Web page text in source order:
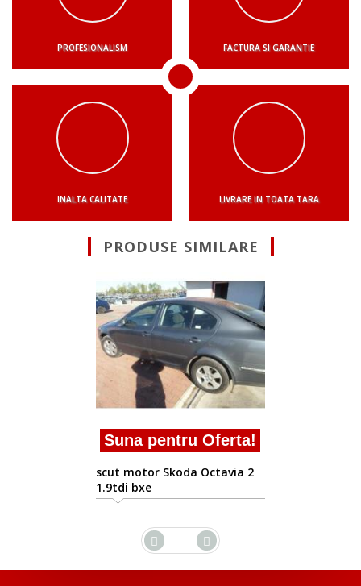
PROFESIONALISM FACTURA SI GARANTIE
INALTA CALITATE LIVRARE IN TOATA TARA
PRODUSE SIMILARE
Suna pentru Oferta!
scut motor Skoda Octavia 2
1.9tdi bxe